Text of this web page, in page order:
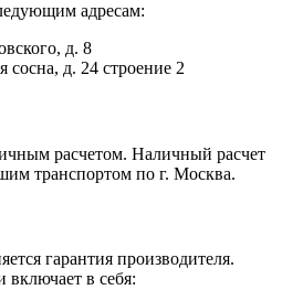
адресам:
д. 8
сосна, д. 24 строение 2
расчетом. Наличный расчет
транспортом по г. Москва.
гарантия производителя.
в себя: